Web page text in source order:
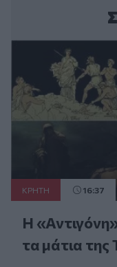
ΚΡΗΤΗ 16:37
Η
τα μάτια